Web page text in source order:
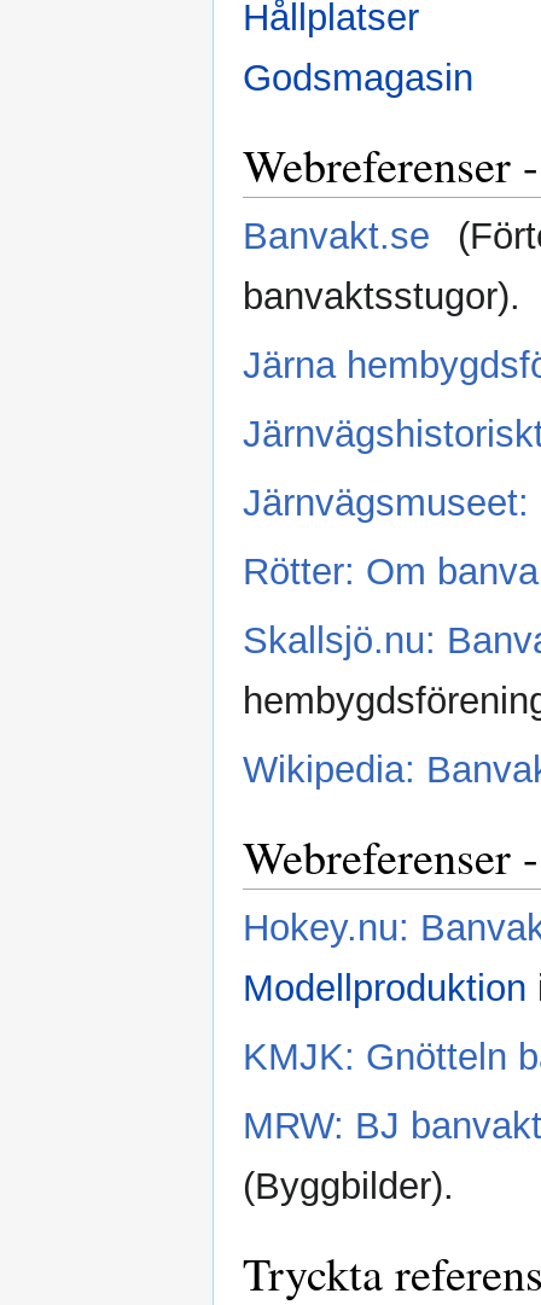
Hållplatser
Godsmagasin
Webreferenser
Banvakt.se
banvaktsstugor).
Järna
Rötter: Om
Skallsjö.nu:
Wikipedia:
Webreferenser
Hokey.nu:
Modellproduktion
KMJK: Gnötteln
MRW: BJ
(Byggbilder).
Tryckta